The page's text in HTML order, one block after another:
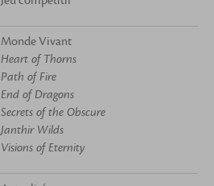
Monde Vivant
Heart of Thorns
Path of Fire
End of Dragons
Secrets of the Obscure
Janthir Wilds
Visions of Eternity